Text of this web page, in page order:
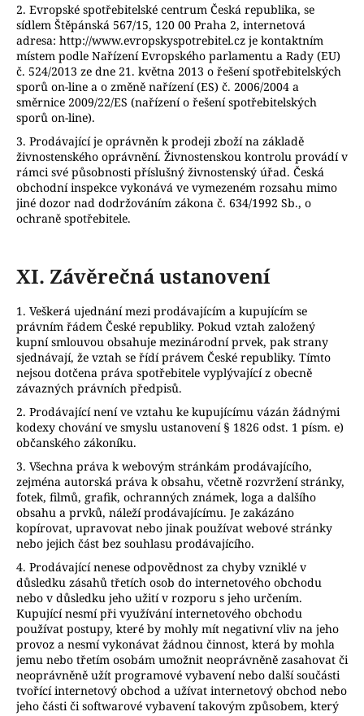
2. Evropské spotřebitelské centrum Česká republika, se
sídlem Štěpánská 567/15, 120 00 Praha 2, internetová
adresa: http://www.evropskyspotrebitel.cz je kontaktním
místem podle Nařízení Evropského parlamentu a Rady (EU)
č. 524/2013 ze dne 21. května 2013 o řešení spotřebitelských
sporů on-line a o změně nařízení (ES) č. 2006/2004 a
směrnice 2009/22/ES (nařízení o řešení spotřebitelských
sporů on-line).
3. Prodávající je oprávněn k prodeji zboží na základě
živnostenského oprávnění. Živnostenskou kontrolu provádí v
rámci své působnosti příslušný živnostenský úřad. Česká
obchodní inspekce vykonává ve vymezeném rozsahu mimo
jiné dozor nad dodržováním zákona č. 634/1992 Sb., o
ochraně spotřebitele.
XI. Závěrečná ustanovení
1. Veškerá ujednání mezi prodávajícím a kupujícím se
právním řádem České republiky. Pokud vztah založený
kupní smlouvou obsahuje mezinárodní prvek, pak strany
sjednávají, že vztah se řídí právem České republiky. Tímto
nejsou dotčena práva spotřebitele vyplývající z obecně
závazných právních předpisů.
2. Prodávající není ve vztahu ke kupujícímu vázán žádnými
kodexy chování ve smyslu ustanovení § 1826 odst. 1 písm. e)
občanského zákoníku.
3. Všechna práva k webovým stránkám prodávajícího,
zejména autorská práva k obsahu, včetně rozvržení stránky,
fotek, filmů, grafik, ochranných známek, loga a dalšího
obsahu a prvků, náleží prodávajícímu. Je zakázáno
kopírovat, upravovat nebo jinak používat webové stránky
nebo jejich část bez souhlasu prodávajícího.
4. Prodávající nenese odpovědnost za chyby vzniklé v
důsledku zásahů třetích osob do internetového obchodu
nebo v důsledku jeho užití v rozporu s jeho určením.
Kupující nesmí při využívání internetového obchodu
používat postupy, které by mohly mít negativní vliv na jeho
provoz a nesmí vykonávat žádnou činnost, která by mohla
jemu nebo třetím osobám umožnit neoprávněně zasahovat či
neoprávněně užít programové vybavení nebo další součásti
tvořící internetový obchod a užívat internetový obchod nebo
jeho části či softwarové vybavení takovým způsobem, který